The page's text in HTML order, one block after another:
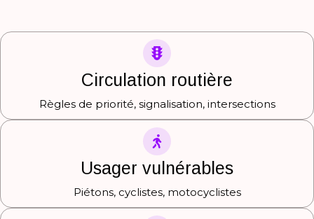
Circulation routière
Règles de priorité, signalisation, intersections
Usager vulnérables
Piétons, cyclistes, motocyclistes